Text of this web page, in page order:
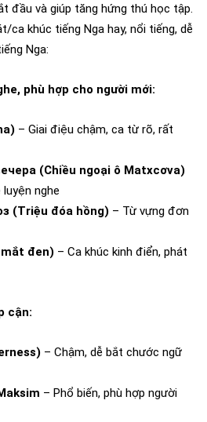
đầu và giúp tăng hứng thú học tập.
ca khúc tiếng Nga hay, nổi tiếng, dễ
Nga:
phù hợp cho người mới:
– Giai điệu chậm, ca từ rõ, rất
(Chiều ngoại ô Matxcơva)
nghe
(Triệu đóa hồng) – Từ vựng đơn
đen) – Ca khúc kinh điển, phát
cận:
– Chậm, dễ bắt chước ngữ
– Phổ biến, phù hợp người